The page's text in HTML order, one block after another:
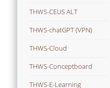
THWS-CEUS ALT
THWS-chatGPT (VPN)
THWS-Cloud
THWS-Conceptboard
THWS-E-Learning